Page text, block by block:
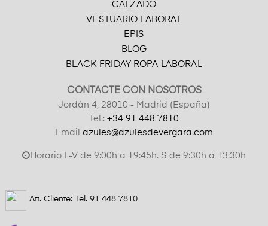
CALZADO
VESTUARIO LABORAL
EPIS
BLOG
BLACK FRIDAY ROPA LABORAL
CONTACTE CON NOSOTROS
Jordán 4, 28010 - Madrid (España)
Tel.: +34 91 448 7810
Email azules@azulesdevergara.com
Horario L-V de 9:00h a 19:45h. S de 9:30h a 13:30h
Att. Cliente: Tel. 91 448 7810